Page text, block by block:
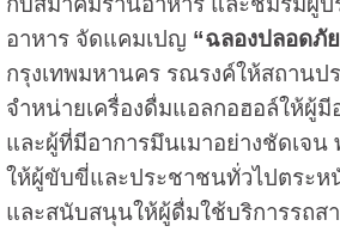
อาหาร จัดแคมเปญ “ฉลองปลอดภั
กรุงเทพมหานคร รณรงค์ให้สถานป
จำหน่ายเครื่องดื่มแอลกอฮอล์ให้ผู้มี
และผู้ที่มีอาการมึนเมาอย่างชัดเจน
ให้ผู้ขับขี่และประชาชนทั่วไปตระห
และสนับสนุนให้ผู้ดื่มใช้บริการรถส